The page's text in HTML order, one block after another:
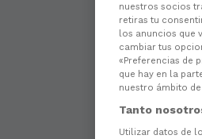
nuestros socios
retiras tu
los anuncios que
cambiar tus
«Preferencias de
que hay en la
nuestro ámbito
Tanto
Utilizar datos de